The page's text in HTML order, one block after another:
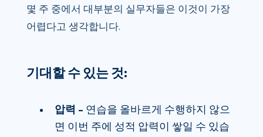
몇 주 중에서 대부분의 실무자들은 이것이 가장
어렵다고 생각합니다.
기대할 수 있는 것:
압력 – 연습을 올바르게 수행하지 않으
면 이번 주에 성적 압력이 쌓일 수 있습